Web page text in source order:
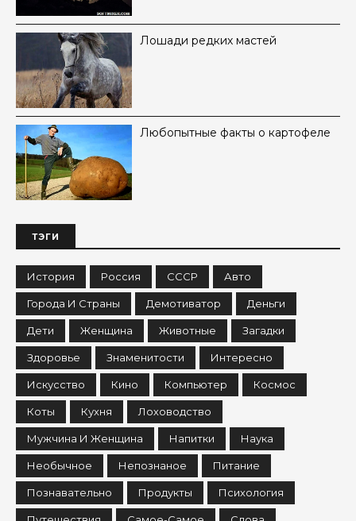
Лошади редких мастей
Любопытные факты о картофеле
ТЭГИ
История Россия СССР Авто
Города И Страны Демотиватор Деньги
Дети Женщина Животные Загадки
Здоровье Знаменитости Интересно
Искусство Кино Компьютер Космос
Коты Кухня Лоховодство
Мужчина И Женщина Напитки Наука
Необычное Непознаное Питание
Познавательно Продукты Психология